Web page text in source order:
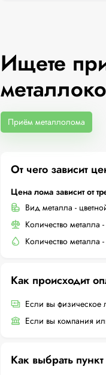
Ищете
Приём металлолома
От чего зависит
Цена лома зависит от
Вид металла -
Количество
Количество
Как происходит
Если вы физическое
Если вы компания
Как выбрать